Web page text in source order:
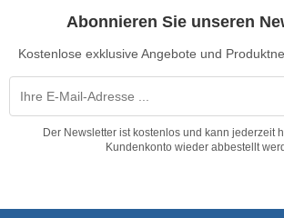
Abonnieren Sie unseren
Kostenlose exklusive Angebote und
Der Newsletter ist kostenlos und kann jederzeit
Kundenkonto wieder abbestellt